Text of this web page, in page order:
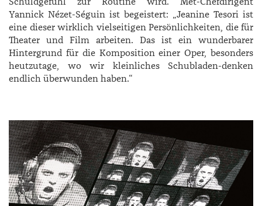
Yannick Nézet-Séguin ist begeistert: „Jeanine Tesori ist
eine dieser wirklich vielseitigen Persönlichkeiten, die für
Theater und Film arbeiten. Das ist ein wunderbarer
Hintergrund für die Komposition einer Oper, besonders
heutzutage, wo wir kleinliches Schubladen-denken
endlich überwunden haben.“